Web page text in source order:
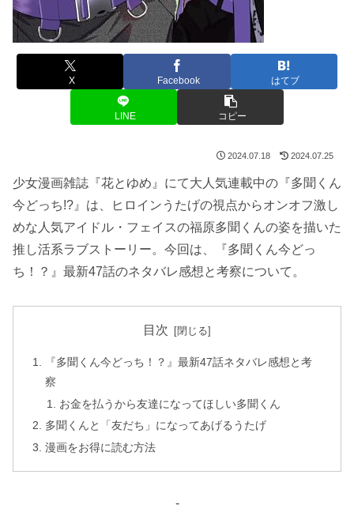
X Facebook はてブ
LINE コピー
2024.07.18 2024.07.25
少女漫画雑誌『花とゆめ』にて大人気連載中の『多聞くん
今どっち!?』は、ヒロインうたげの視点からオンオフ激し
めな人気アイドル・フェイスの福原多聞くんの姿を描いた
推し活系ラブストーリー。今回は、『多聞くん今どっ
ち！？』最新47話のネタバレ感想と考察について。
目次
『多聞くん今どっち！？』最新47話ネタバレ感想と考
察
お金を払うから友達になってほしい多聞くん
多聞くんと「友だち」になってあげるうたげ
漫画をお得に読む方法
-